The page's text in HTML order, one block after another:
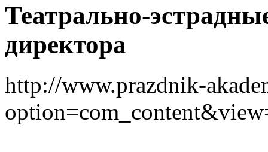
Театрально-
директора
http://www.prazdnik-